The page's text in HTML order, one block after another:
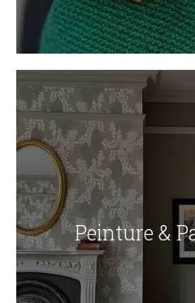
Peinture &